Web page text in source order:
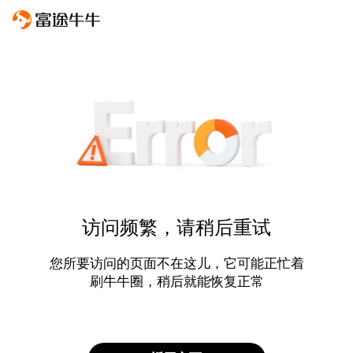
访问频繁，请稍后重试
您所要访问的页面不在这儿，它可能正忙着
刷牛牛圈，稍后就能恢复正常